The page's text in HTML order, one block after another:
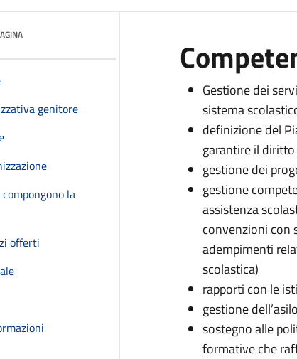
genitore
la
offerti
Gestione dei
sistema
definizione del
garantire il
gestione dei
gestione
assistenza
convenzioni con
adempimenti
scolastica)
rapporti con le
gestione
sostegno alle
formative che